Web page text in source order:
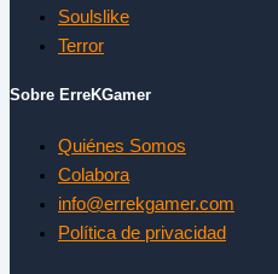
Soulslike
Terror
Sobre ErreKGamer
Quiénes Somos
Colabora
info@errekgamer.com
Política de privacidad